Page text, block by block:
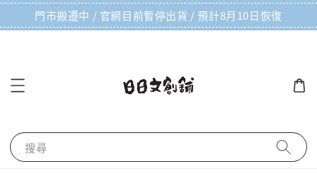
門市搬遷中 / 官網目前暫停出貨 / 預計8月10日恢復
搜尋